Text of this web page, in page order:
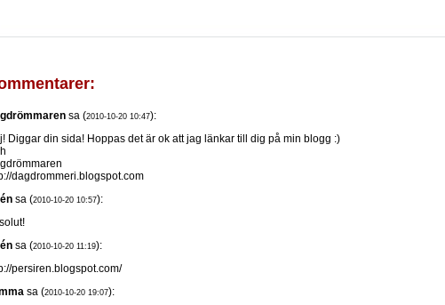
sa (2010-10-20 10:47):
Diggar din sida! Hoppas det är ok att jag länkar till dig på min blogg :)
dagdrommeri.blogspot.com
sa (2010-10-20 10:57):
sa (2010-10-20 11:19):
persiren.blogspot.com/
sa (2010-10-20 19:07):